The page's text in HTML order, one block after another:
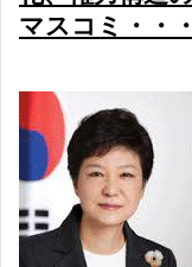
マスコミ・・・